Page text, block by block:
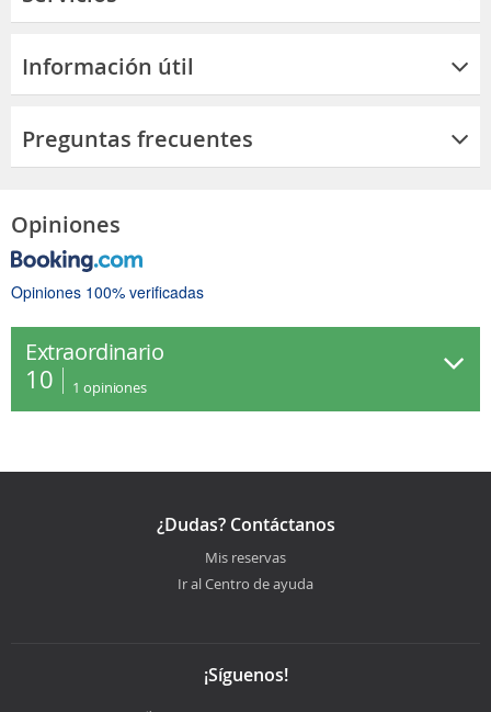
Información útil
Preguntas frecuentes
Opiniones
Opiniones 100% verificadas
Extraordinario
10 1 opiniones
¿Dudas? Contáctanos
Mis reservas
Ir al Centro de ayuda
¡Síguenos!